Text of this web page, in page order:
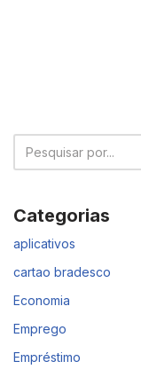
Categorias
aplicativos
cartao bradesco
Economia
Emprego
Empréstimo